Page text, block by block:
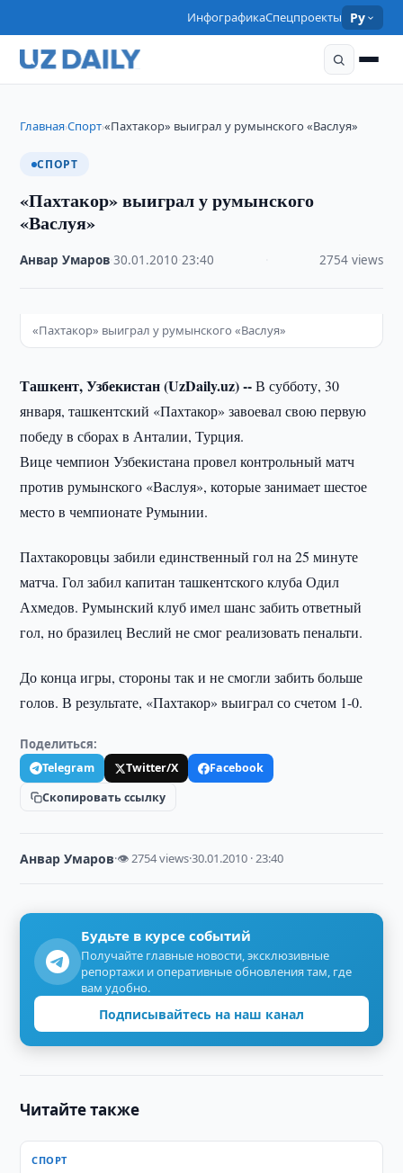
ИнфографикаСпецпроекты Ру
Главная›Спорт›«Пахтакор» выиграл у румынского «Васлуя»
СПОРТ
«Пахтакор» выиграл у румынского
«Васлуя»
Анвар Умаров ·30.01.2010 ·23:40 2754 views
«Пахтакор» выиграл у румынского «Васлуя»
Ташкент, Узбекистан (UzDaily.uz) --В субботу, 30
января, ташкентский «Пахтакор» завоевал свою первую
победу в сборах в Анталии, Турция.
Вице чемпион Узбекистана провел контрольный матч
против румынского «Васлуя», которые занимает шестое
место в чемпионате Румынии.
Пахтакоровцы забили единственный гол на 25 минуте
матча. Гол забил капитан ташкентского клуба Одил
Ахмедов. Румынский клуб имел шанс забить ответный
гол, но бразилец Веслий не смог реализовать пенальти.
До конца игры, стороны так и не смогли забить больше
голов. В результате, «Пахтакор» выиграл со счетом 1-0.
Поделиться:
Telegram Twitter/X
Facebook
Скопировать ссылку
Анвар Умаров·👁 2754 views·30.01.2010 · 23:40
Будьте в курсе событий
Получайте главные новости, эксклюзивные
репортажи и оперативные обновления там, где
вам удобно.
Подписывайтесь на наш канал
Читайте также
СПОРТ